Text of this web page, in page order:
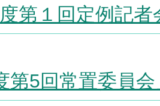
度第１回定例記
第5回常置委員